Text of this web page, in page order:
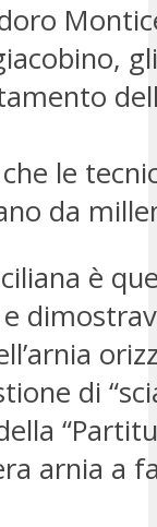
le
da
è
di
arnia a